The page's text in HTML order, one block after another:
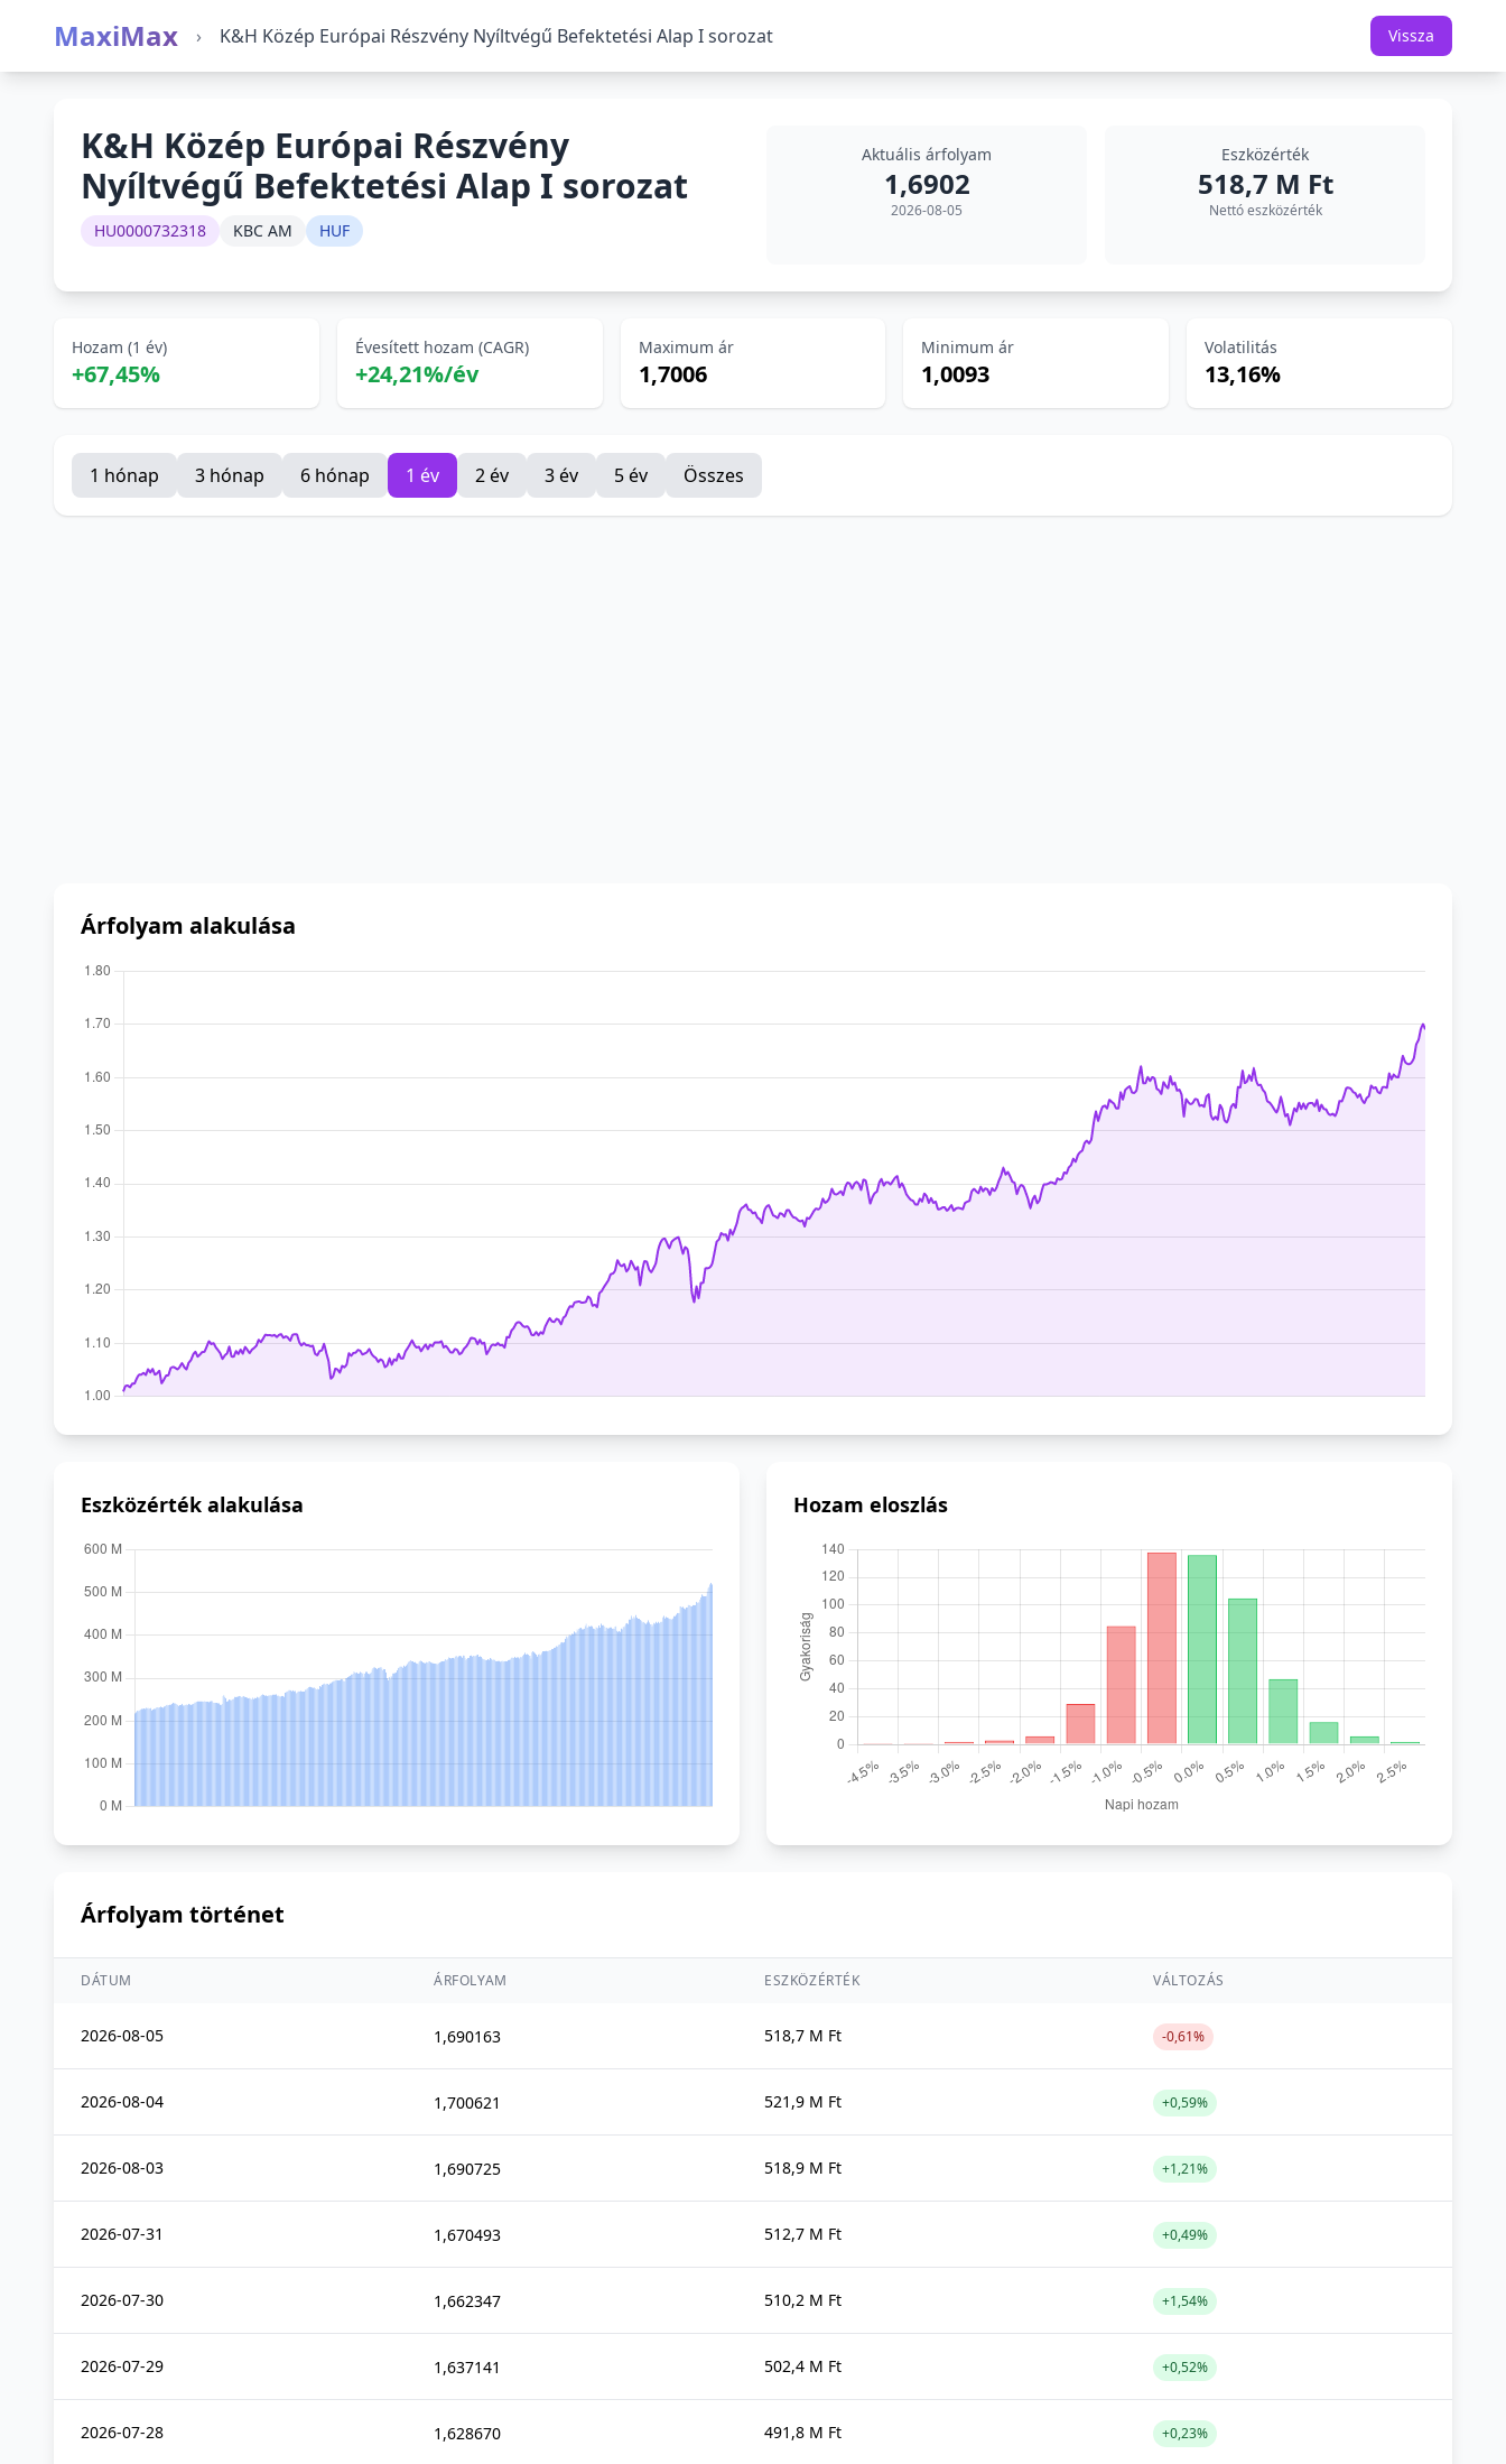
MaxiMax › K&H Közép Európai Részvény Nyíltvégű Befektetési Alap I sorozat Vissza
K&H Közép Európai Részvény
Nyíltvégű Befektetési Alap I sorozat
HU0000732318 KBC AM HUF
Aktuális árfolyam
1,6902
2026-08-05
Eszközérték
518,7 M Ft
Nettó eszközérték
Hozam (1 év)
+67,45%
Évesített hozam (CAGR)
+24,21%/év
Maximum ár
1,7006
Minimum ár
1,0093
Volatilitás
13,16%
1 hónap 3 hónap 6 hónap 1 év 2 év 3 év 5 év Összes
Árfolyam alakulása
Eszközérték alakulása Hozam eloszlás
Árfolyam történet
DÁTUM ÁRFOLYAM ESZKÖZÉRTÉK VÁLTOZÁS
2026-08-05 1,690163 518,7 M Ft -0,61%
2026-08-04 1,700621 521,9 M Ft +0,59%
2026-08-03 1,690725 518,9 M Ft +1,21%
2026-07-31 1,670493 512,7 M Ft +0,49%
2026-07-30 1,662347 510,2 M Ft +1,54%
2026-07-29 1,637141 502,4 M Ft +0,52%
2026-07-28 1,628670 491,8 M Ft +0,23%